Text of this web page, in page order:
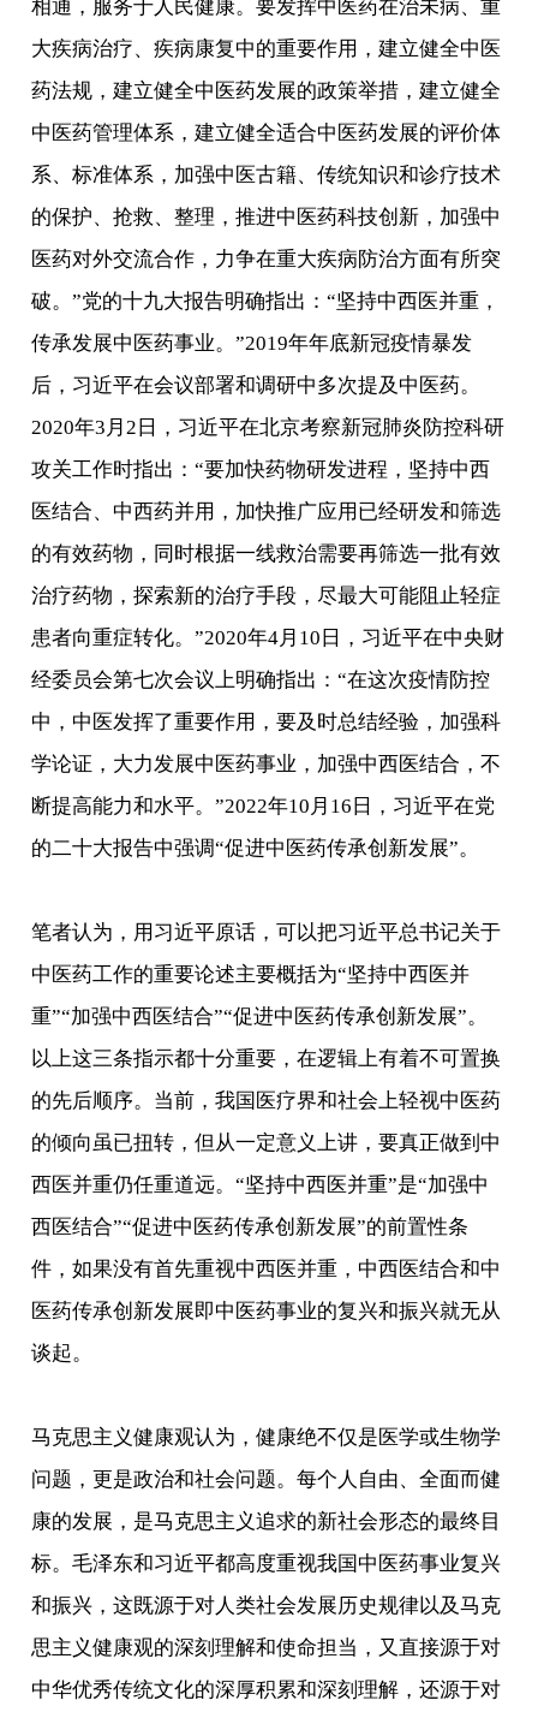
相通，服务于人民健康。要发挥中医药在治未病、重
大疾病治疗、疾病康复中的重要作用，建立健全中医
药法规，建立健全中医药发展的政策举措，建立健全
中医药管理体系，建立健全适合中医药发展的评价体
系、标准体系，加强中医古籍、传统知识和诊疗技术
的保护、抢救、整理，推进中医药科技创新，加强中
医药对外交流合作，力争在重大疾病防治方面有所突
破。”党的十九大报告明确指出：“坚持中西医并重，
传承发展中医药事业。”2019年年底新冠疫情暴发
后，习近平在会议部署和调研中多次提及中医药。
2020年3月2日，习近平在北京考察新冠肺炎防控科研
攻关工作时指出：“要加快药物研发进程，坚持中西
医结合、中西药并用，加快推广应用已经研发和筛选
的有效药物，同时根据一线救治需要再筛选一批有效
治疗药物，探索新的治疗手段，尽最大可能阻止轻症
患者向重症转化。”2020年4月10日，习近平在中央财
经委员会第七次会议上明确指出：“在这次疫情防控
中，中医发挥了重要作用，要及时总结经验，加强科
学论证，大力发展中医药事业，加强中西医结合，不
断提高能力和水平。”2022年10月16日，习近平在党
的二十大报告中强调“促进中医药传承创新发展”。
笔者认为，用习近平原话，可以把习近平总书记关于
中医药工作的重要论述主要概括为“坚持中西医并
重”“加强中西医结合”“促进中医药传承创新发展”。
以上这三条指示都十分重要，在逻辑上有着不可置换
的先后顺序。当前，我国医疗界和社会上轻视中医药
的倾向虽已扭转，但从一定意义上讲，要真正做到中
西医并重仍任重道远。“坚持中西医并重”是“加强中
西医结合”“促进中医药传承创新发展”的前置性条
件，如果没有首先重视中西医并重，中西医结合和中
医药传承创新发展即中医药事业的复兴和振兴就无从
谈起。
马克思主义健康观认为，健康绝不仅是医学或生物学
问题，更是政治和社会问题。每个人自由、全面而健
康的发展，是马克思主义追求的新社会形态的最终目
标。毛泽东和习近平都高度重视我国中医药事业复兴
和振兴，这既源于对人类社会发展历史规律以及马克
思主义健康观的深刻理解和使命担当，又直接源于对
中华优秀传统文化的深厚积累和深刻理解，还源于对